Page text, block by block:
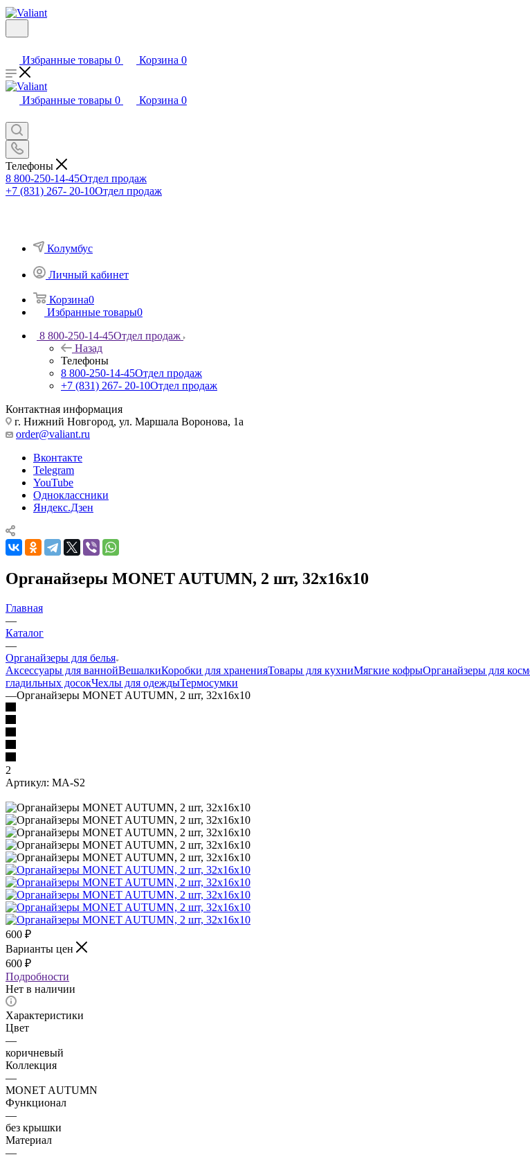
Избранные товары 0 Корзина 0
Избранные товары 0 Корзина 0
Телефоны
8 800-250-14-45Отдел продаж
+7 (831) 267- 20-10Отдел продаж
Колумбус
Личный кабинет
Корзина0
Избранные товары0
8 800-250-14-45Отдел продаж
Назад
Телефоны
8 800-250-14-45Отдел продаж
+7 (831) 267- 20-10Отдел продаж
Контактная информация
г. Нижний Новгород, ул. Маршала Воронова, 1а
order@valiant.ru
Вконтакте
Telegram
YouTube
Одноклассники
Яндекс.Дзен
Органайзеры MONET AUTUMN, 2 шт, 32х16х10
Главная
—
Каталог
—
Органайзеры для белья
Аксессуары для ваннойВешалкиКоробки для храненияТовары для кухниМягкие кофрыОрганайзеры для
гладильных досокЧехлы для одеждыТермосумки
—Органайзеры MONET AUTUMN, 2 шт, 32х16х10
2
Артикул: MA-S2
600 ₽
Варианты цен
600 ₽
Подробности
Нет в наличии
Характеристики
Цвет
—
коричневый
Коллекция
—
MONET AUTUMN
Функционал
—
без крышки
Материал
—